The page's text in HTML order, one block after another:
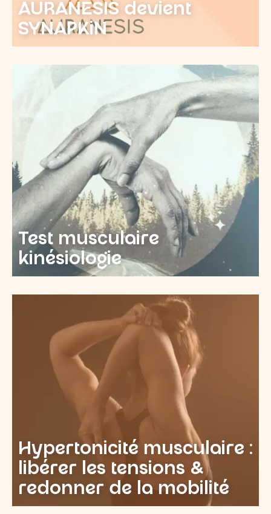
AURANESIS devient
SYNAPKiN
Test musculaire
kinésiologie
Hypertonicité musculaire :
libérer les tensions &
redonner de la mobilité